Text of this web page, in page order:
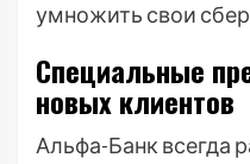
умножить свои
Специальные
новых клиентов
Альфа-Банк всегда